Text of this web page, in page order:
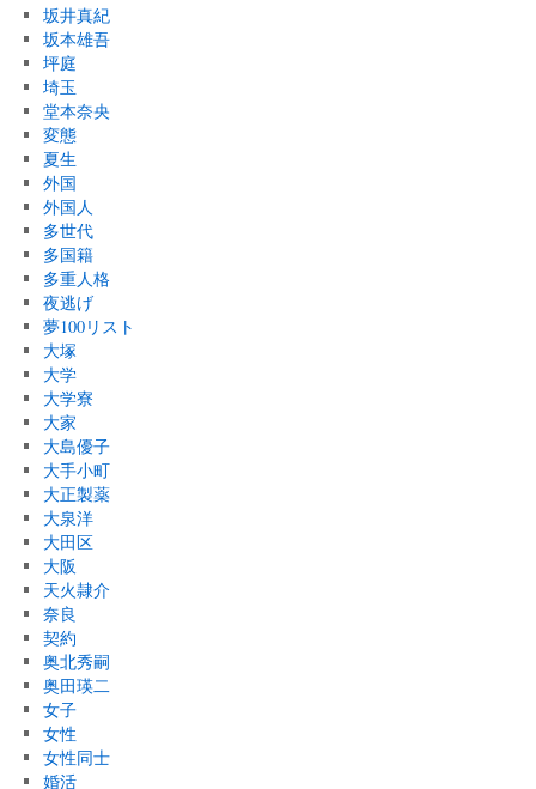
坂井真紀
坂本雄吾
坪庭
埼玉
堂本奈央
変態
夏生
外国
外国人
多世代
多国籍
多重人格
夜逃げ
夢100リスト
大塚
大学
大学寮
大家
大島優子
大手小町
大正製薬
大泉洋
大田区
大阪
天火隷介
奈良
契約
奥北秀嗣
奥田瑛二
女子
女性
女性同士
婚活